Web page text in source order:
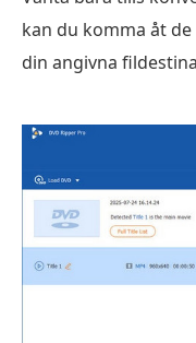
kan du komma åt
din angivna